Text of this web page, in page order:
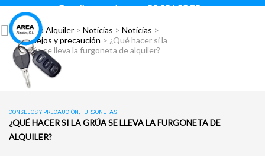
Para llamar pulsar: 93 296 88 78
Área Alquiler> Noticias > Noticias >
Consejos y precaución > ¿Qué hacer si la
grúa se lleva la furgoneta de alquiler?
CONSEJOS Y PRECAUCIÓN FURGONETAS
¿QUÉ HACER SI LA GRÚA SE LLEVA LA FURGONETA DE
ALQUILER?